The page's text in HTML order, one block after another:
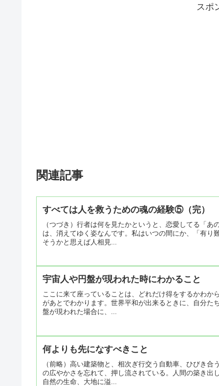
スポ
関連記事
すべては人を救うための魂の経験⑤（完）
（つづき）行者は何を見たかというと、恋愛してる「
は、消えてゆく姿なんです。私はいつの間にか、「有り
そうかと思えば人相見...
宇宙人や円盤が現われた時にわかること
ここに来て座っていることは、どれだけ得をするかわ
があとでわかります。世界平和が出来るときに、自分た
盤が現われた場合に、...
何よりも先になすべきこと
（前略）高い建築物と、相次ぎ行交う自動車、ひびき
の広やかさを忘れて、押し流されている。人間の築き出
自然の生命、大地に溢...